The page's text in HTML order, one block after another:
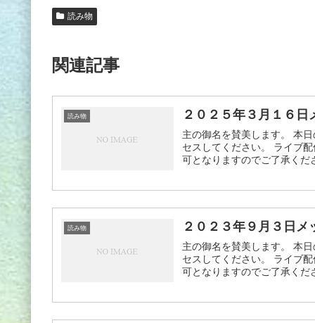
読み物
関連記事
読み物 ２０２５年３月１６
主の御名を賛美します。 本
セスしてください。 ライブ
可となりますのでご了承くだ
読み物 ２０２３年９月３日
主の御名を賛美します。 本
セスしてください。 ライブ
可となりますのでご了承くだ